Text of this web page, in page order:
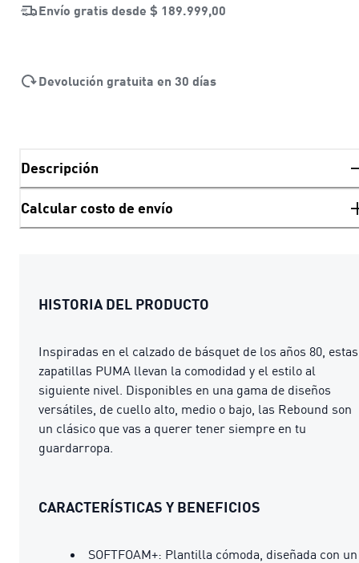
Envío gratis desde $ 189.999,00
Devolución gratuita en 30 días
Descripción
Calcular costo de envío
HISTORIA DEL PRODUCTO
Inspiradas en el calzado de básquet de los años 80, estas
zapatillas PUMA llevan la comodidad y el estilo al
siguiente nivel. Disponibles en una gama de diseños
versátiles, de cuello alto, medio o bajo, las Rebound son
un clásico que vas a querer tener siempre en tu
guardarropa.
CARACTERÍSTICAS Y BENEFICIOS
SOFTFOAM+: Plantilla cómoda, diseñada con un